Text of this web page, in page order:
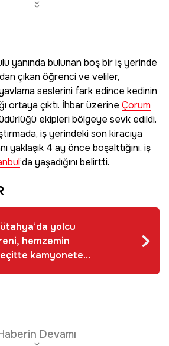
yanında bulunan boş bir iş yerinde
çıkan öğrenci ve veliler,
seslerini fark edince kedinin
ortaya çıktı. İhbar üzerine Çorum
ekipleri bölgeye sevk edildi.
iş yerindeki son kiracıya
yaklaşık 4 ay önce boşalttığını, iş
’da yaşadığını belirtti.
yolcu
hemzemin
kamyonete
Devamı